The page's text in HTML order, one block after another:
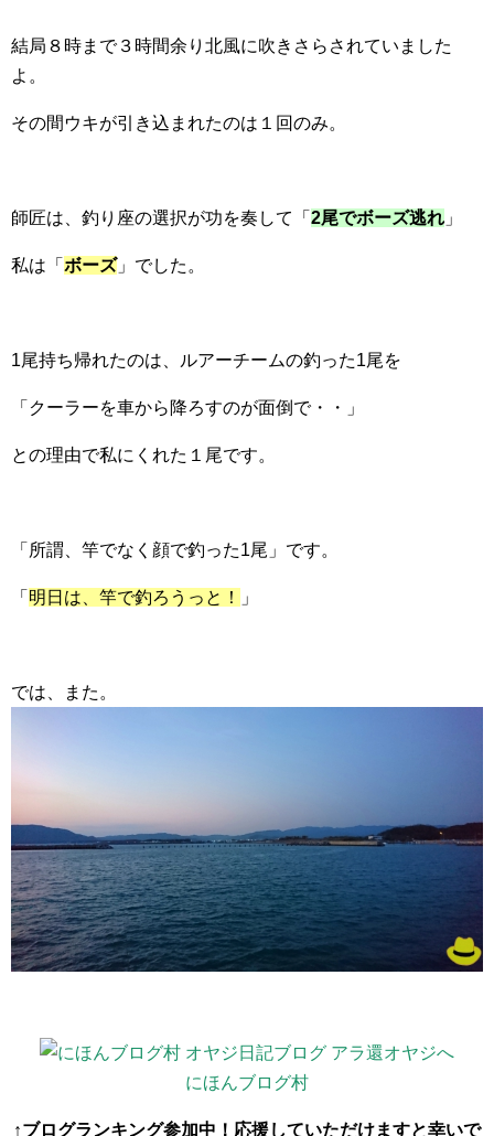
結局８時まで３時間余り北風に吹きさらされていました
よ。
その間ウキが引き込まれたのは１回のみ。
師匠は、釣り座の選択が功を奏して「 2尾でボーズ逃れ 」
私は「 ボーズ」でした。
1尾持ち帰れたのは、ルアーチームの釣った1尾を
「クーラーを車から降ろすのが面倒で・・」
との理由で私にくれた１尾です。
「所謂、竿でなく顔で釣った1尾」です。
「 明日は、竿で釣ろうっと！ 」
では、また。
にほんブログ村
↑ブログランキング参加中！応援していただけますと幸いで